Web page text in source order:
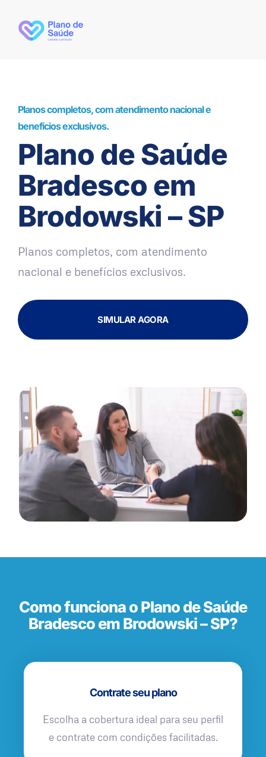
Planos completos, com atendimento nacional e
benefícios exclusivos.
Plano de Saúde
Bradesco em
Brodowski – SP
Planos completos, com atendimento
nacional e benefícios exclusivos.
SIMULAR AGORA
Como funciona o Plano de Saúde
Bradesco em Brodowski – SP?
Contrate seu plano
Escolha a cobertura ideal para seu perfil
e contrate com condições facilitadas.